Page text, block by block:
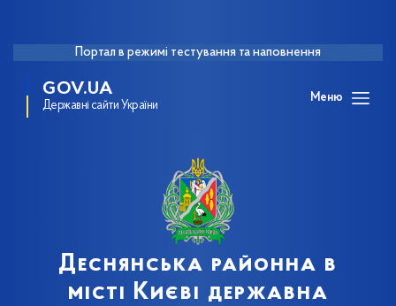
Портал в режимі тестування та наповнення
GOV.UA
Державні сайти України
Меню
Деснянська районна в
місті Києві державна